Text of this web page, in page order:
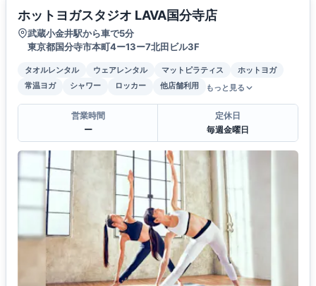
ホットヨガスタジオ LAVA国分寺店
武蔵小金井駅から車で5分
東京都国分寺市本町4ー13ー7北田ビル3F
タオルレンタル ウェアレンタル マットピラティス
ホットヨガ
常温ヨガ
シャワー ロッカー 他店舗利用 もっと見る
営業時間
ー
定休日
毎週金曜日